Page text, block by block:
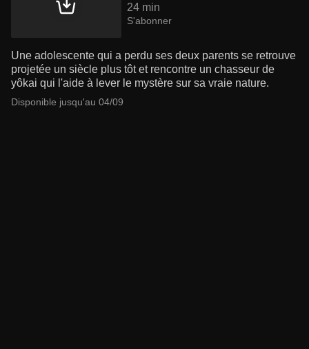
24 min
S'abonner
Une adolescente qui a perdu ses deux parents se retrouve
projetée un siècle plus tôt et rencontre un chasseur de
yôkai qui l'aide à lever le mystère sur sa vraie nature.
Disponible jusqu'au 04/09